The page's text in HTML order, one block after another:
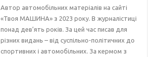
Автор автомобільних матеріалів на сайті
«Твоя МАШИНА» з 2023 року. В журналістиці
понад дев’ять років. За цей час писав для
різних видань – від суспільно-політичних до
спортивних і автомобільних. За кермом з